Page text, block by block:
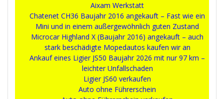
Aixam Werkstatt
Chatenet CH36 Baujahr 2016 angekauft – Fast wie ein
Mini und in einem außergewöhnlich guten Zustand
Microcar Highland X (Baujahr 2016) angekauft – auch
stark beschädigte Mopedautos kaufen wir an
Ankauf eines Ligier JS50 Baujahr 2026 mit nur 97 km –
leichter Unfallschaden
Ligier JS60 verkaufen
Auto ohne Führerschein